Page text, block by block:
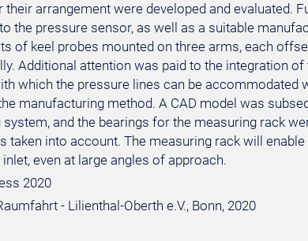
arrangement were developed and evaluated.
the pressure sensor, as well as a suitable
of keel probes mounted on three arms, each
Additional attention was paid to the integration of
which the pressure lines can be accommodated
manufacturing method. A CAD model was
and the bearings for the measuring rack
taken into account. The measuring rack will
even at large angles of approach.
2020
- Lilienthal-Oberth e.V., Bonn, 2020